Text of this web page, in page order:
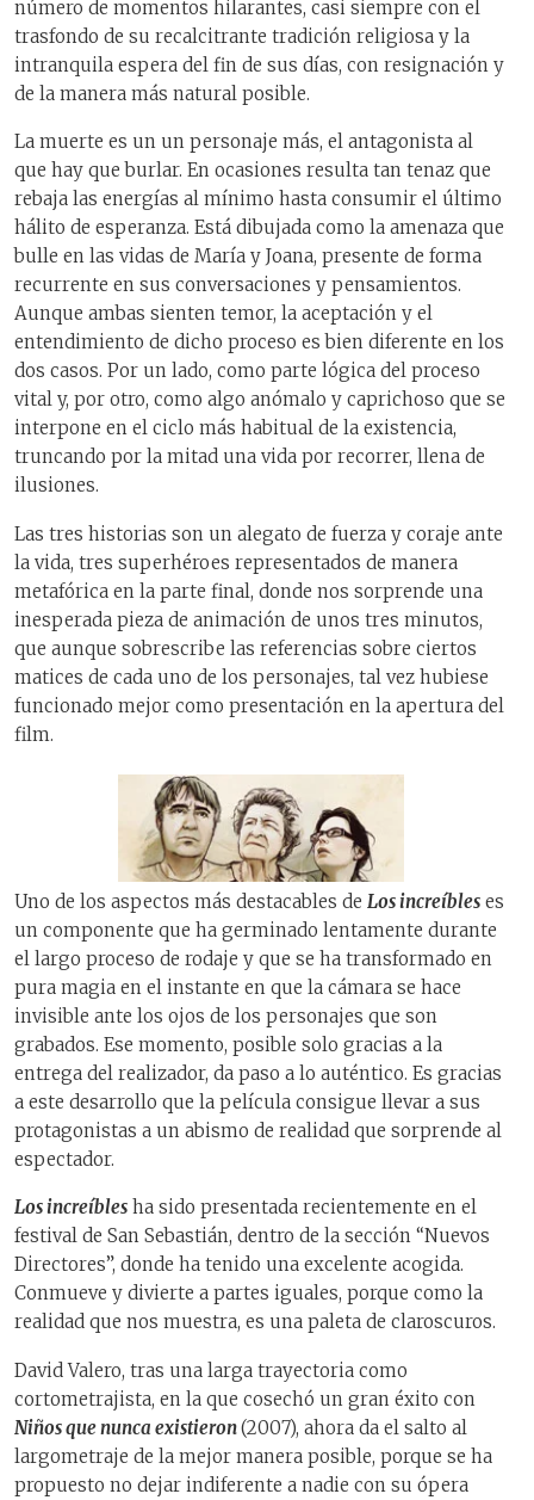
número de momentos hilarantes, casi siempre con el
trasfondo de su recalcitrante tradición religiosa y la
intranquila espera del fin de sus días, con resignación y
de la manera más natural posible.
La muerte es un un personaje más, el antagonista al
que hay que burlar. En ocasiones resulta tan tenaz que
rebaja las energías al mínimo hasta consumir el último
hálito de esperanza. Está dibujada como la amenaza que
bulle en las vidas de María y Joana, presente de forma
recurrente en sus conversaciones y pensamientos.
Aunque ambas sienten temor, la aceptación y el
entendimiento de dicho proceso es bien diferente en los
dos casos. Por un lado, como parte lógica del proceso
vital y, por otro, como algo anómalo y caprichoso que se
interpone en el ciclo más habitual de la existencia,
truncando por la mitad una vida por recorrer, llena de
ilusiones.
Las tres historias son un alegato de fuerza y coraje ante
la vida, tres superhéroes representados de manera
metafórica en la parte final, donde nos sorprende una
inesperada pieza de animación de unos tres minutos,
que aunque sobrescribe las referencias sobre ciertos
matices de cada uno de los personajes, tal vez hubiese
funcionado mejor como presentación en la apertura del
film.
Uno de los aspectos más destacables de Los increíbles es
un componente que ha germinado lentamente durante
el largo proceso de rodaje y que se ha transformado en
pura magia en el instante en que la cámara se hace
invisible ante los ojos de los personajes que son
grabados. Ese momento, posible solo gracias a la
entrega del realizador, da paso a lo auténtico. Es gracias
a este desarrollo que la película consigue llevar a sus
protagonistas a un abismo de realidad que sorprende al
espectador.
Los increíbles ha sido presentada recientemente en el
festival de San Sebastián, dentro de la sección “Nuevos
Directores”, donde ha tenido una excelente acogida.
Conmueve y divierte a partes iguales, porque como la
realidad que nos muestra, es una paleta de claroscuros.
David Valero, tras una larga trayectoria como
cortometrajista, en la que cosechó un gran éxito con
Niños que nunca existieron(2007), ahora da el salto al
largometraje de la mejor manera posible, porque se ha
propuesto no dejar indiferente a nadie con su ópera